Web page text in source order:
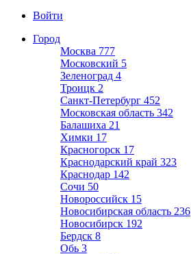
Войти
Город
Москва 777
Московский 5
Зеленоград 4
Троицк 2
Санкт-Петербург 452
Московская область 342
Балашиха 21
Химки 17
Красногорск 17
Краснодарский край 323
Краснодар 142
Сочи 50
Новороссийск 15
Новосибирская область 236
Новосибирск 192
Бердск 8
Обь 3